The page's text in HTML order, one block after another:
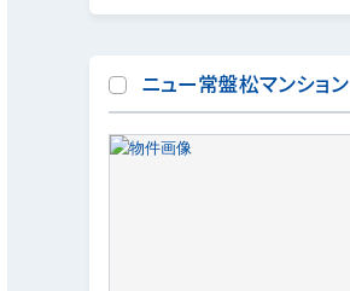
ニュー常盤松マンション